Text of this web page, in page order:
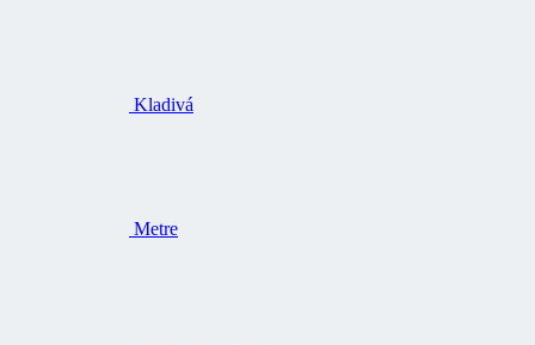
Kladivá
Metre